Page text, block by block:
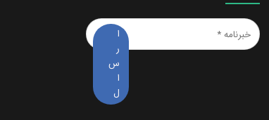
خبرنامه
*